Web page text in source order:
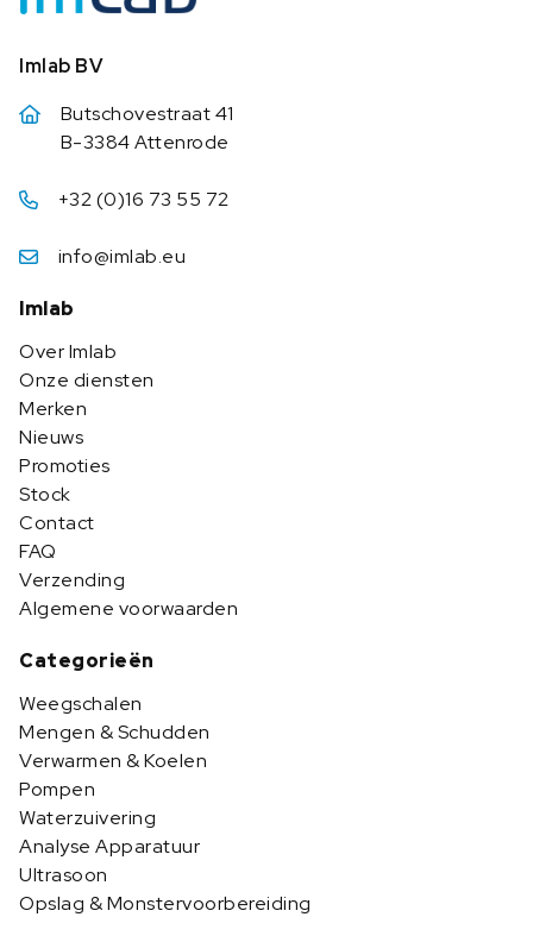
Imlab BV
Butschovestraat 41
B-3384 Attenrode
+32 (0)16 73 55 72
info@imlab.eu
Imlab
Over Imlab
Onze diensten
Merken
Nieuws
Promoties
Stock
Contact
FAQ
Verzending
Algemene voorwaarden
Categorieën
Weegschalen
Mengen & Schudden
Verwarmen & Koelen
Pompen
Waterzuivering
Analyse Apparatuur
Ultrasoon
Opslag & Monstervoorbereiding